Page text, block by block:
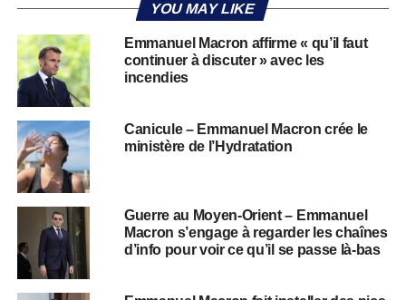
YOU MAY LIKE
Emmanuel Macron affirme « qu’il faut
continuer à discuter » avec les
incendies
Canicule – Emmanuel Macron crée le
ministère de l’Hydratation
Guerre au Moyen-Orient – Emmanuel
Macron s’engage à regarder les chaînes
d’info pour voir ce qu’il se passe là-bas